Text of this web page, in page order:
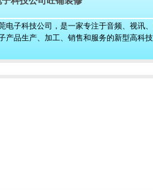
电子科技公司，是一家专注于音频、视讯
产品生产、加工、销售和服务的新型高科